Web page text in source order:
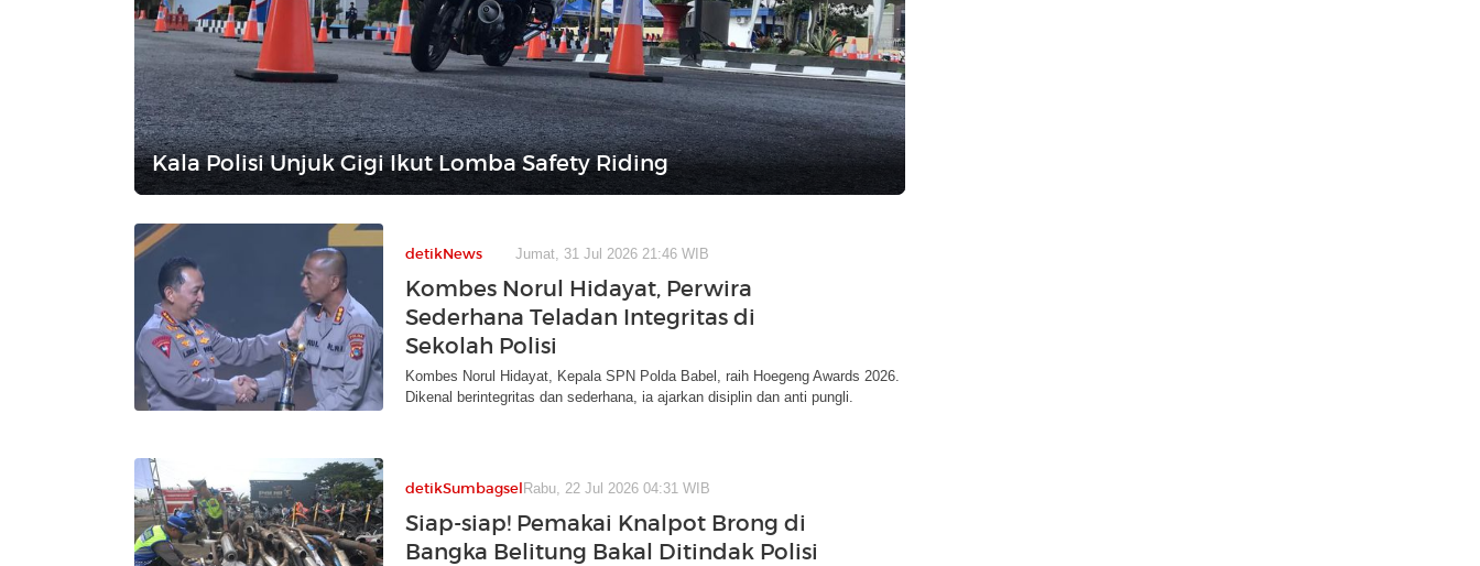
Kala Polisi Unjuk Gigi Ikut Lomba Safety Riding
detikNews Jumat, 31 Jul 2026 21:46 WIB
Kombes Norul Hidayat, Perwira
Sederhana Teladan Integritas di
Sekolah Polisi
Kombes Norul Hidayat, Kepala SPN Polda Babel, raih Hoegeng Awards 2026.
Dikenal berintegritas dan sederhana, ia ajarkan disiplin dan anti pungli.
detikSumbagsel Rabu, 22 Jul 2026 04:31 WIB
Siap-siap! Pemakai Knalpot Brong di
Bangka Belitung Bakal Ditindak Polisi